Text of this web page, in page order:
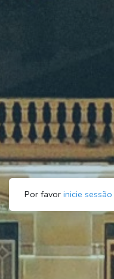
Por favor inicie sessão